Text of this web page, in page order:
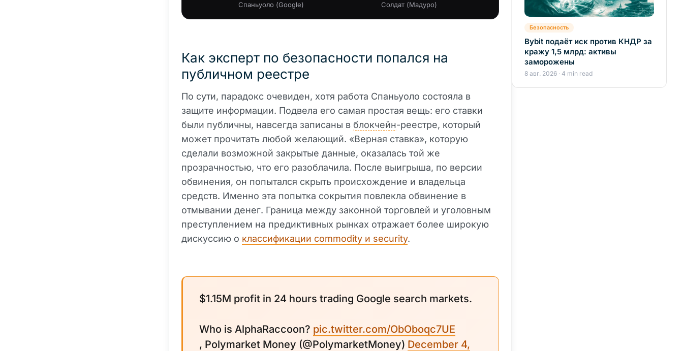
Спаньуоло (Google) Солдат (Мадуро)
Как эксперт по безопасности попался на
публичном реестре
По сути, парадокс очевиден, хотя работа Спаньуоло состояла в
защите информации. Подвела его самая простая вещь: его ставки
были публичны, навсегда записаны в блокчейн-реестре, который
может прочитать любой желающий. «Верная ставка», которую
сделали возможной закрытые данные, оказалась той же
прозрачностью, что его разоблачила. После выигрыша, по версии
обвинения, он попытался скрыть происхождение и владельца
средств. Именно эта попытка сокрытия повлекла обвинение в
отмывании денег. Граница между законной торговлей и уголовным
преступлением на предиктивных рынках отражает более широкую
дискуссию о классификации commodity и security.
$1.15M profit in 24 hours trading Google search markets.
Who is AlphaRaccoon? pic.twitter.com/ObOboqc7UE
, Polymarket Money (@PolymarketMoney) December 4,
Безопасность
Bybit подаёт иск против КНДР за
кражу 1,5 млрд: активы
заморожены
8 авг. 2026 · 4 min read